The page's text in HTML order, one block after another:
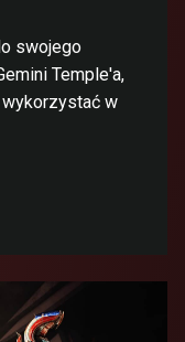
swojego
Temple'a,
wykorzystać w